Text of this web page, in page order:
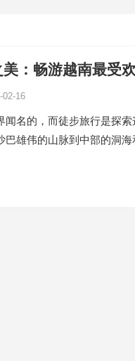
：畅游越南最受
02-16
闻名的，而徒步旅行是探
巴雄伟的山脉到中部的洞